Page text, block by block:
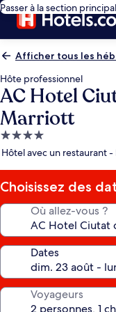
Passer à la section
Afficher tous les
Hôte professionnel
AC Hotel
Marriott
Hébergement
4.0 étoiles
Hôtel avec un restaurant
Choisissez des
Où allez-vous ?
Dates
Voyageurs